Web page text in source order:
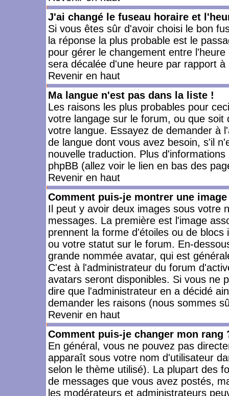
J'ai changé le fuseau horaire et
Si vous êtes sûr d'avoir choisi le bon
la réponse la plus probable est le
pour gérer le changement entre
sera décalée d'une heure par rapport à
Revenir en haut
Ma langue n'est pas dans la liste !
Les raisons les plus probables pour
votre langage sur le forum, ou que
votre langue. Essayez de demander à
de langue dont vous avez besoin, s'il
nouvelle traduction. Plus
phpBB (allez voir le lien en bas des
Revenir en haut
Comment puis-je montrer une
Il peut y avoir deux images sous votre
messages. La première est l'image
prennent la forme d'étoiles ou de
ou votre statut sur le forum. En-
grande nommée avatar, qui est
C'est à l'administrateur du forum
avatars seront disponibles. Si vous ne
dire que l'administrateur en a décidé
demander les raisons (nous sommes
Revenir en haut
Comment puis-je changer mon rang
En général, vous ne pouvez pas
apparaît sous votre nom d'utilisateur
selon le thème utilisé). La plupart des
de messages que vous avez postés,
les modérateurs et administrateurs